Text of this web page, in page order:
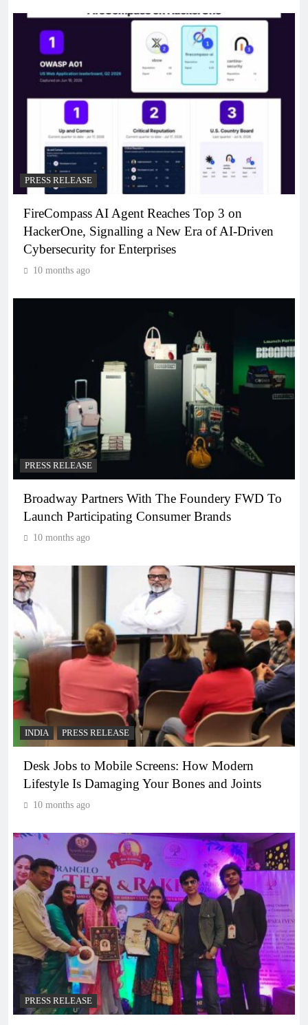
PRESS RELEASE
FireCompass AI Agent Reaches Top 3 on
HackerOne, Signalling a New Era of AI-Driven
Cybersecurity for Enterprises
10 months ago
PRESS RELEASE
Broadway Partners With The Foundery FWD To
Launch Participating Consumer Brands
10 months ago
INDIA PRESS RELEASE
Desk Jobs to Mobile Screens: How Modern
Lifestyle Is Damaging Your Bones and Joints
10 months ago
PRESS RELEASE